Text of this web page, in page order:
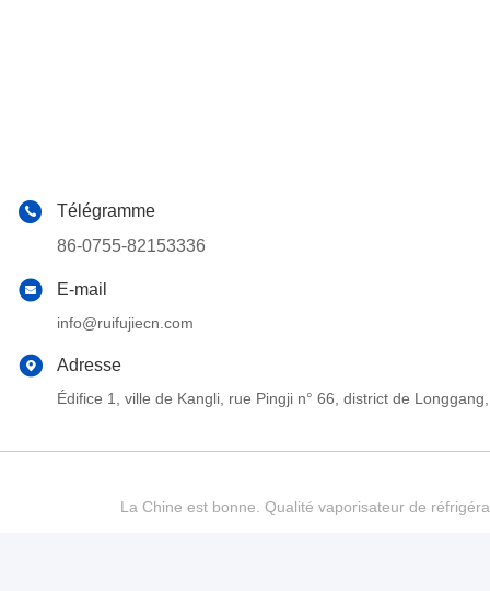
Télégramme
86-0755-82153336
E-mail
info@ruifujiecn.com
Adresse
Édifice 1, ville de Kangli, rue Pingji n° 66, district de
La Chine est bonne. Qualité vaporisateur de